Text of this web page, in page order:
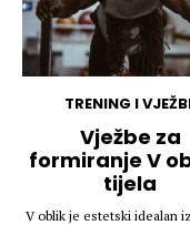
TRENING I
Vježbe za
formiranje V
tijela
V oblik je estetski idealan